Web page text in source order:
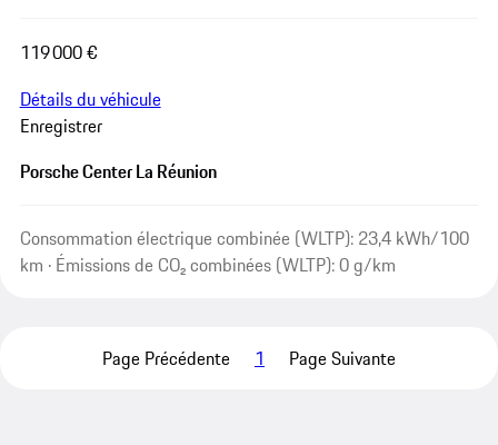
119 000 €
Détails du véhicule
Enregistrer
Porsche Center La Réunion
Consommation électrique combinée (WLTP): 23,4 kWh/100
km · Émissions de CO₂ combinées (WLTP): 0 g/km
Page Précédente 1 Page Suivante